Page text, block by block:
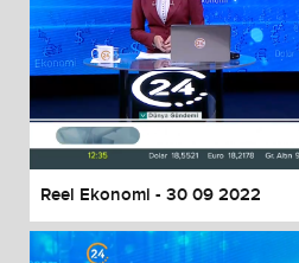
Reel Ekonomi - 30 09 2022